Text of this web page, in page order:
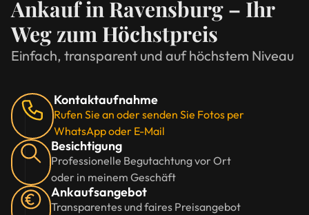
Ankauf in Ravensburg – Ihr
Weg zum Höchstpreis
Einfach, transparent und auf höchstem Niveau
Kontaktaufnahme
Rufen Sie an oder senden Sie Fotos per
WhatsApp oder E-Mail
Besichtigung
Professionelle Begutachtung vor Ort
oder in meinem Geschäft
Ankaufsangebot
Transparentes und faires Preisangebot